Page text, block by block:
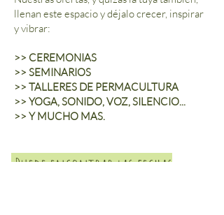
llenan este espacio y déjalo crecer, inspirar
y vibrar:
>> CEREMONIAS
>> SEMINARIOS
>> TALLERES DE PERMACULTURA
>> YOGA, SONIDO, VOZ, SILENCIO...
>> Y MUCHO MAS.
Puede encontrar las fechas